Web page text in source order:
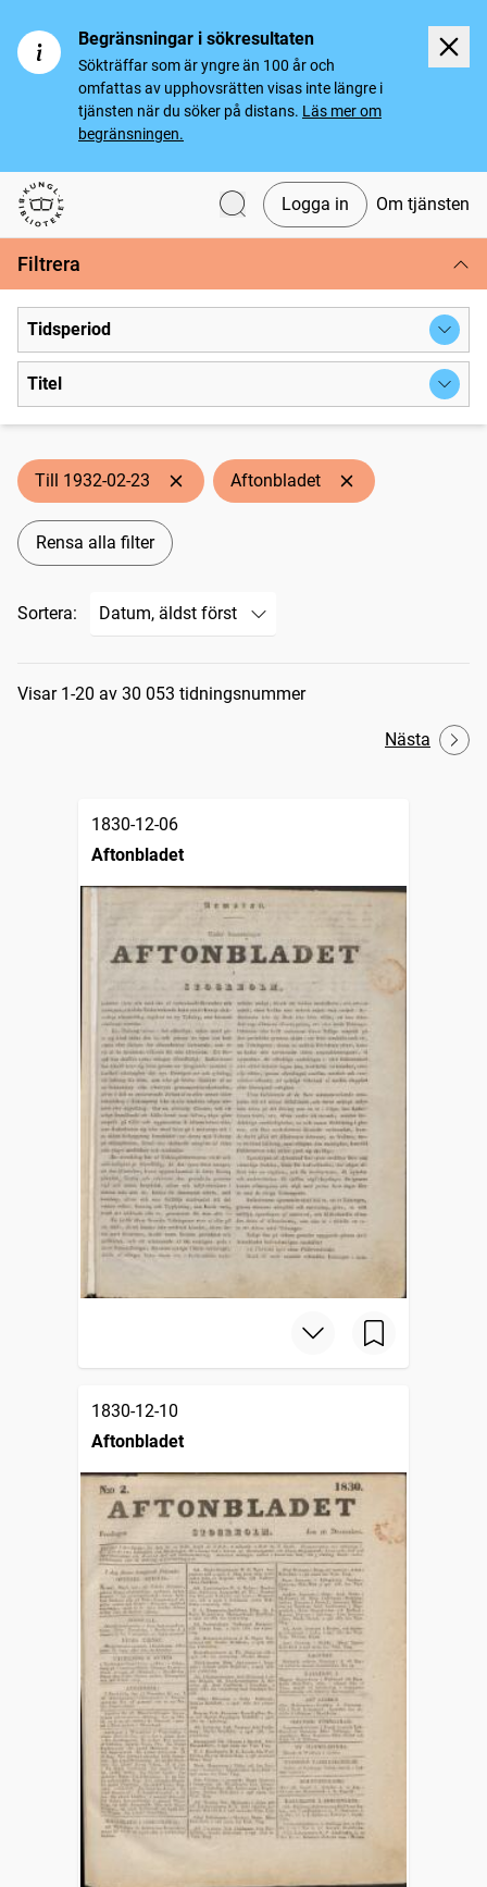
Begränsningar i sökresultaten
Sökträffar som är yngre än 100 år och
omfattas av upphovsrätten visas inte längre i
tjänsten när du söker på distans. Läs mer om
begränsningen.
Svenska tidningar
Logga in Om tjänsten
Filtrera
Tidsperiod
Titel
Till 1932-02-23 Aftonbladet
Rensa alla filter
Sortera:
Sökresultat
Visar 1-20 av 30 053 tidningsnummer
Nästa
1830-12-06
Aftonbladet
1830-12-10
Aftonbladet